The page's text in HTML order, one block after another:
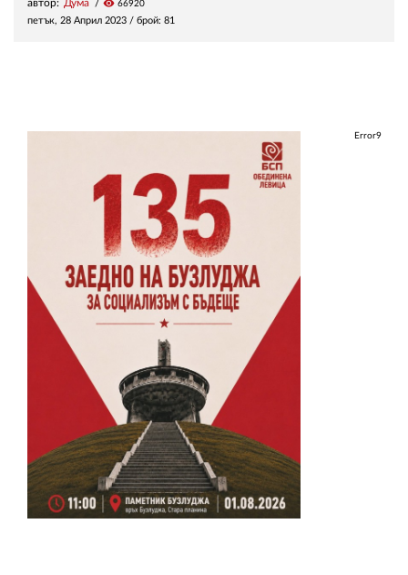
автор: Дума visibility 66920
петък, 28 Април 2023 / брой: 81
Error9